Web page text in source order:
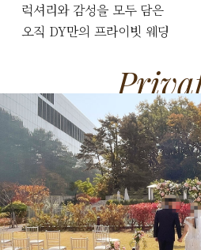
럭셔리와 감성을 모두 담은
오직 DY만의 프라이빗 웨딩